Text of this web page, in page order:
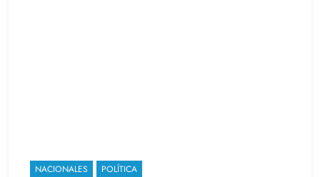
NACIONALES POLÍTICA